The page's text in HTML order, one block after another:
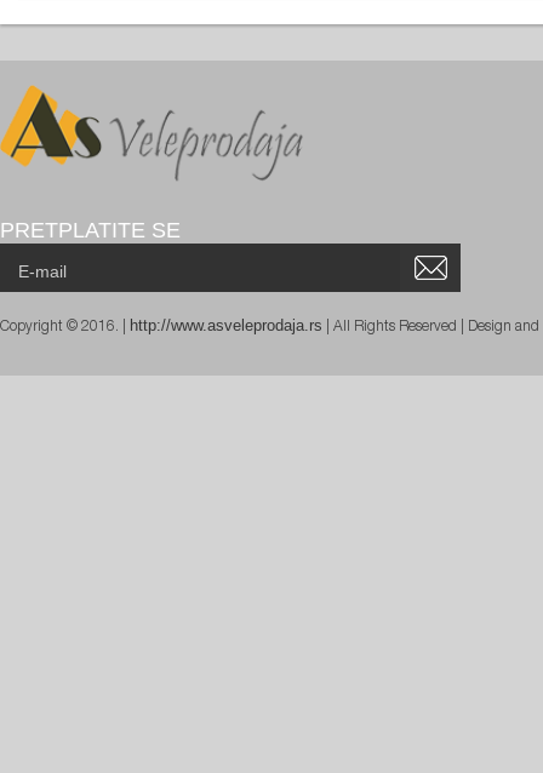
PRETPLATITE SE
Copyright © 2016. | http://www.asveleprodaja.rs | All Rights Reserved | Design